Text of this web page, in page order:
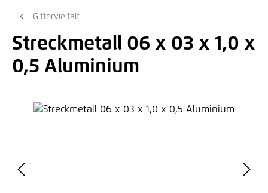
Gittervielfalt
Streckmetall 06 x 03 x 1,0 x
0,5 Aluminium
Bildergalerie überspringen